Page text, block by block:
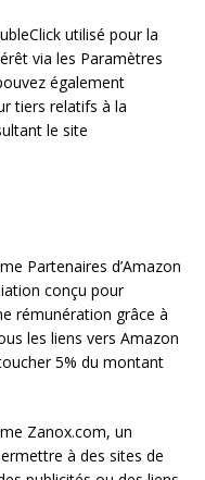
utilisé pour la
via les Paramètres
également
tiers relatifs à la
le site
Partenaires d’Amazon
conçu pour
rémunération grâce à
les liens vers Amazon
5% du montant
Zanox.com, un
à des sites de